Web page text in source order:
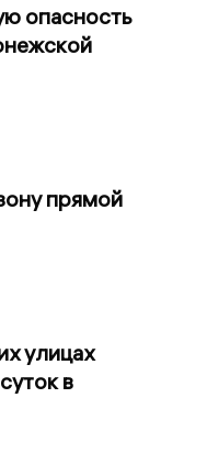
опасность
прямой
улицах
в